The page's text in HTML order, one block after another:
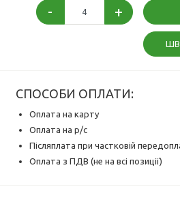
- +
СПОСОБИ ОПЛАТИ:
Оплата на карту
Оплата на р/с
Післяплата при частковій
Оплата з ПДВ (не на всі позиції)